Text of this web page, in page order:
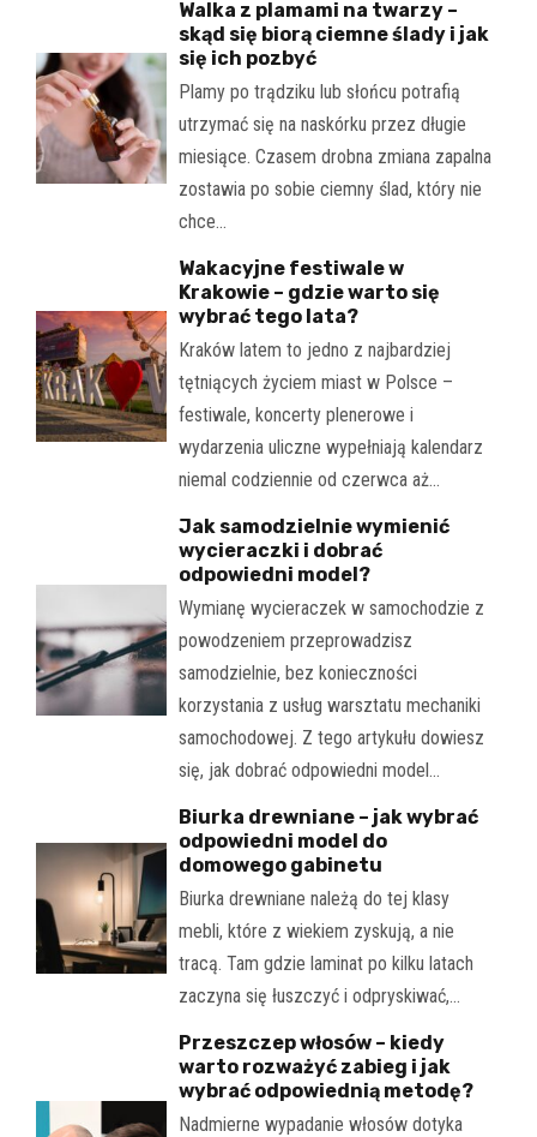
Walka z plamami na twarzy –
skąd się biorą ciemne ślady i jak
się ich pozbyć
Plamy po trądziku lub słońcu potrafią
utrzymać się na naskórku przez długie
miesiące. Czasem drobna zmiana zapalna
zostawia po sobie ciemny ślad, który nie
chce…
Wakacyjne festiwale w
Krakowie – gdzie warto się
wybrać tego lata?
Kraków latem to jedno z najbardziej
tętniących życiem miast w Polsce –
festiwale, koncerty plenerowe i
wydarzenia uliczne wypełniają kalendarz
niemal codziennie od czerwca aż…
Jak samodzielnie wymienić
wycieraczki i dobrać
odpowiedni model?
Wymianę wycieraczek w samochodzie z
powodzeniem przeprowadzisz
samodzielnie, bez konieczności
korzystania z usług warsztatu mechaniki
samochodowej. Z tego artykułu dowiesz
się, jak dobrać odpowiedni model…
Biurka drewniane – jak wybrać
odpowiedni model do
domowego gabinetu
Biurka drewniane należą do tej klasy
mebli, które z wiekiem zyskują, a nie
tracą. Tam gdzie laminat po kilku latach
zaczyna się łuszczyć i odpryskiwać,…
Przeszczep włosów – kiedy
warto rozważyć zabieg i jak
wybrać odpowiednią metodę?
Nadmierne wypadanie włosów dotyka